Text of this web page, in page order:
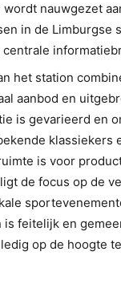
nauwgezet
in de Limburgse
het station
aanbod en
is gevarieerd en
klassiekers
is voor
de focus op de
is feitelijk en
op de hoogte